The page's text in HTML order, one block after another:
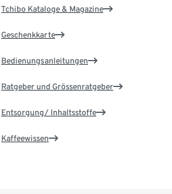
Tchibo Kataloge & Magazine
Geschenkkarte
Bedienungsanleitungen
Ratgeber und Grössenratgeber
Entsorgung/ Inhaltsstoffe
Kaffeewissen